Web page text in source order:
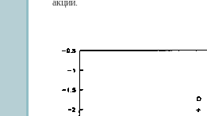
акций.